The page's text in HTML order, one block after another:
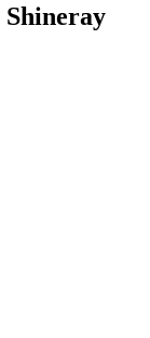
Shineray